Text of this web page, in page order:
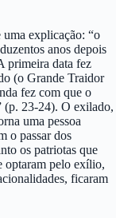
explicação: “o
anos depois
primeira data fez
(o Grande Traidor
fez com que o
(p. 23-24). O exilado,
uma pessoa
o passar dos
os patriotas que
optaram pelo exílio,
ficaram